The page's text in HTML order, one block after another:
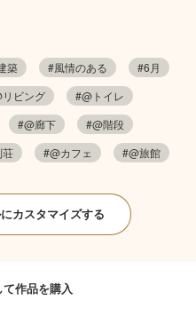
築 #風情のある
#6月
リビング
#@トイレ
#@廊下
#@階段
荘 #@カフェ #@旅館
カスタマイズする
作品を購入